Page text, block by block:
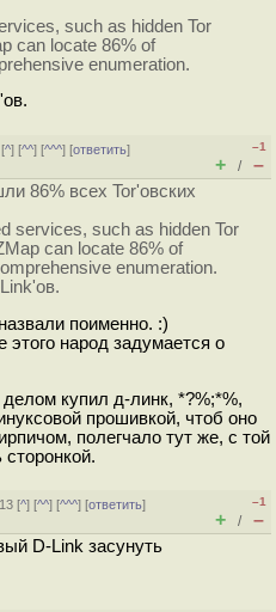
such as hidden Tor
can locate 86% of
enumeration.
^] [^^] [^^^] [ответить]
–1
+ / –
86% всех Tor'овских
services, such as hidden Tor
can locate 86% of
enumeration.
поименно. :)
этого народ задумается о
купил д-линк, *?%;*%,
прошивкой, чтоб оно
полегчало тут же, с той
[^] [^^] [^^^] [ответить]
–1
+ / –
D-Link засунуть